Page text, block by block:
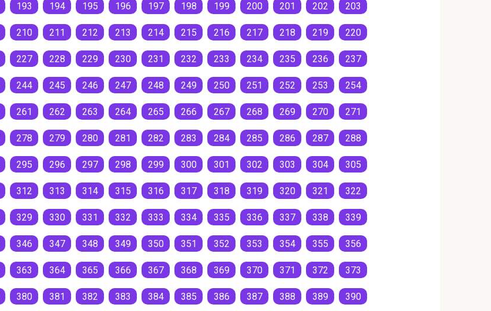
193 194 195 196 197 198 199 200 201 202 203
210 211 212 213 214 215 216 217 218 219 220
227 228 229 230 231 232 233 234 235 236 237
244 245 246 247 248 249 250 251 252 253 254
261 262 263 264 265 266 267 268 269 270 271
278 279 280 281 282 283 284 285 286 287 288
295 296 297 298 299 300 301 302 303 304 305
312 313 314 315 316 317 318 319 320 321 322
329 330 331 332 333 334 335 336 337 338 339
346 347 348 349 350 351 352 353 354 355 356
363 364 365 366 367 368 369 370 371 372 373
380 381 382 383 384 385 386 387 388 389 390